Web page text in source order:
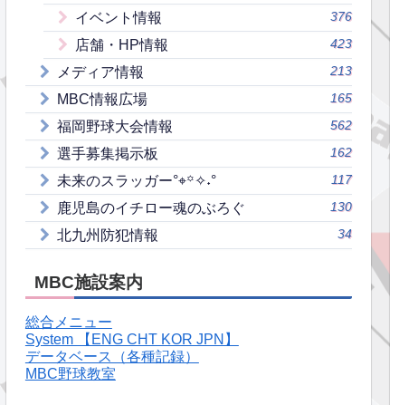
イベント情報 376
店舗・HP情報 423
メディア情報 213
MBC情報広場 165
福岡野球大会情報 562
選手募集掲示板 162
未来のスラッガー°⌖꙳✧˖° 117
鹿児島のイチロー魂のぶろぐ 130
北九州防犯情報 34
MBC施設案内
総合メニュー
System 【ENG CHT KOR JPN】
データベース（各種記録）
MBC野球教室